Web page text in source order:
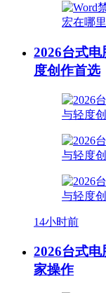
2026台式
度创作首选
14小时前
2026台式
家操作